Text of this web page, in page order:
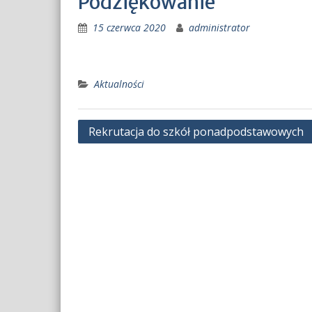
15 czerwca 2020 administrator
Aktualności
Nawigacja
Rekrutacja do szkół ponadpodstawowych